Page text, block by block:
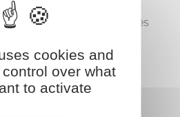
organise un Baby
9h30 à 11h30 à la salle des
cookies and
over what
to activate